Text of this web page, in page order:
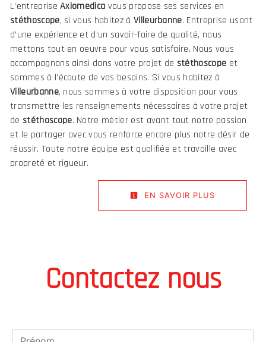
L’entrepriseAxiomedica vous propose ses services en
stéthoscope, si vous habitez à Villeurbanne. Entreprise usant
d’une expérience et d’un savoir-faire de qualité, nous
mettons tout en oeuvre pour vous satisfaire. Nous vous
accompagnons ainsi dans votre projet de stéthoscope et
sommes à l’écoute de vos besoins. Si vous habitez à
Villeurbanne, nous sommes à votre disposition pour vous
transmettre les renseignements nécessaires à votre projet
de stéthoscope. Notre métier est avant tout notre passion
et le partager avec vous renforce encore plus notre désir de
réussir. Toute notre équipe est qualifiée et travaille avec
propreté et rigueur.
EN SAVOIR PLUS
Contactez nous